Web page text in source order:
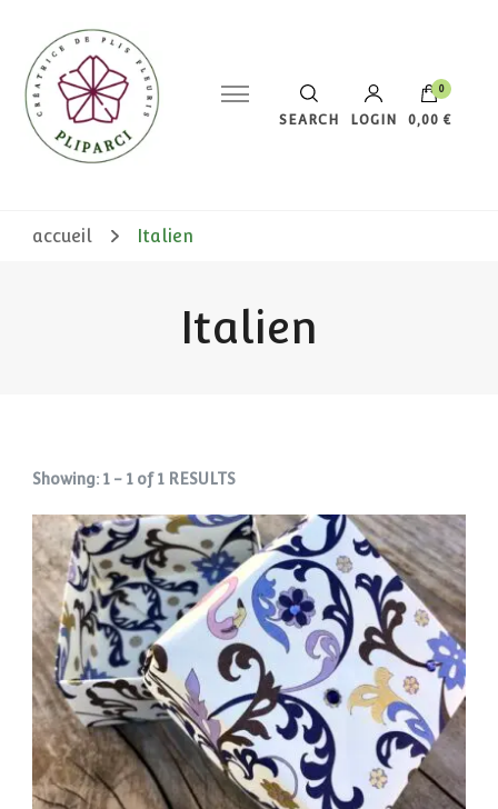
SEARCH LOGIN
0
0,00 €
accueil Italien
Italien
Showing: 1 - 1 of 1 RESULTS